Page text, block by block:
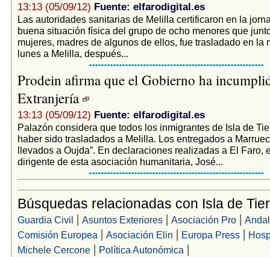
13:13 (05/09/12) Fuente: elfarodigital.es
Las autoridades sanitarias de Melilla certificaron en la
buena situación física del grupo de ocho menores que
mujeres, madres de algunos de ellos, fue trasladado en la
lunes a Melilla, después...
Prodein afirma que el Gobierno ha
Extranjería
13:13 (05/09/12) Fuente: elfarodigital.es
Palazón considera que todos los inmigrantes de Isla de
haber sido trasladados a Melilla. Los entregados a
llevados a Oujda”. En declaraciones realizadas a El Faro,
dirigente de esta asociación humanitaria, José...
Búsquedas relacionadas con Isla de
Guardia Civil | Asuntos Exteriores| Asociación Pro|
Comisión Europea | Asociación Elin | Europa Press|
Michele Cercone| Política Autonómica |